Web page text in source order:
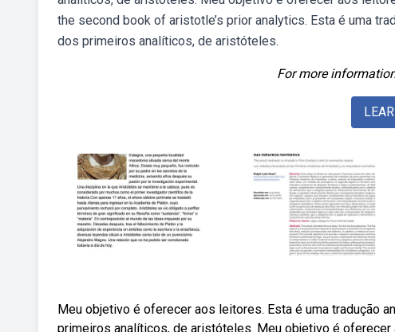
the second book of aristotle’s prior analytics. Esta é uma
dos primeiros analíticos, de aristóteles.
For more
Meu objetivo é oferecer aos leitores. Esta é uma tradução
primeiros analíticos, de aristóteles. Meu objetivo é